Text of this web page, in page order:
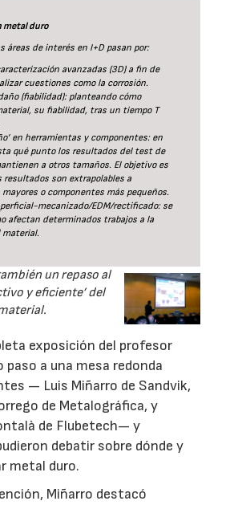
metal duro
áreas de interés en I+D pasan por:
avanzadas (3D) a fin de
cuestiones como la corrosión.
(fiabilidad): planteando cómo
su fiabilidad, tras un tiempo T
en herramientas y componentes: en
qué punto los resultados del test de
a otros tamaños. El objetivo es
resultados son extrapolables a
o componentes más pequeños.
mecanizado/EDM/rectificado: se
afectan determinados trabajos a la
material.
un repaso al
y eficiente’ del
exposición del profesor
paso a una mesa redonda
— Luis Miñarro de Sandvik,
de Metalográfica, y
de Flubetech— y
debatir sobre dónde y
metal duro.
Miñarro destacó